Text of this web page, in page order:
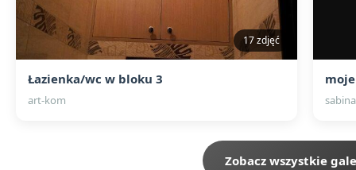
17 zdjęć
Łazienka/wc w bloku 3
art-kom sabina
Zobacz wszystkie